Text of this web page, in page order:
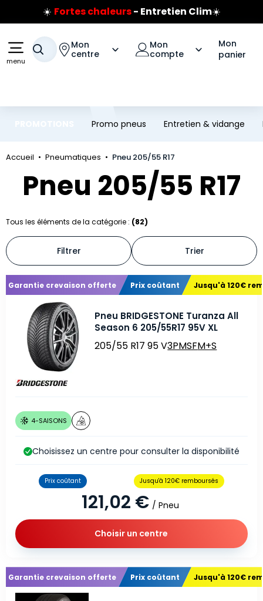
Aller au contenu principal
Aller à la navigation
Prix coûtant pneus Bridgestone
🔥Extincteur :réflexe sécurité🔥
Jusqu'à 120€ remboursés
sur les pneus Bridgestone
menu
Votre recherche
Mon
centre
Mon
compte
Mon
panier
Promo pneus Entretien & vidange
Accueil Pneumatiques Pneu 205/55 R17
Pneu 205/55 R17
Tous les éléments de la catégorie : (82)
Filtrer Trier
Garantie crevaison offerte Prix coûtant Jusqu'à 120€
Pneu BRIDGESTONE Turanza All
Season 6 205/55R17 95V XL
205/55 R17 95 V3PMSFM+S
4-SAISONS
121,02 € / Pneu
Prix coûtant Jusqu'à 120€ remboursés
Choisissez un centre pour consulter la disponibilité
Choisir un centre
Garantie crevaison offerte Prix coûtant Jusqu'à 120€